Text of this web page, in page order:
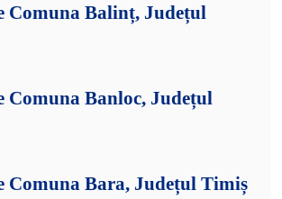
Comuna Balinț, Județul
Comuna Banloc, Județul
Comuna Bara, Județul Timiș